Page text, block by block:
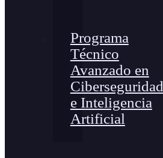
Programa
Técnico
Avanzado en
Ciberseguridad
e Inteligencia
Artificial